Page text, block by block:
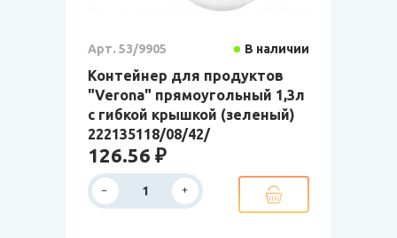
Арт. 53/9905 В наличии
Контейнер для продуктов
"Verona" прямоугольный 1,3л
с гибкой крышкой (зеленый)
222135118/08/42/
126.56 ₽